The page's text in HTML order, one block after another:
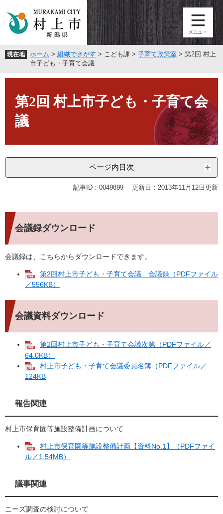
頭
す
飛
し
現在地 ホーム > 組織でさがす > こども課 > 子育て政策室 > 第2回 村上
市子ども・子育て会議
第2回 村上市子ども・子育て会
議
ページ内目次
記事ID：0049899 更新日：2013年11月12日更新
会議録ダウンロード
会議録は、こちらからダウンロードできます。
第2回村上市子ども・子育て会議 会議録（PDFファイル
／556KB）
会議資料ダウンロード
第2回村上市子ども・子育て会議次第（PDFファイル／
64.0KB）
村上市子ども・子育て会議委員名簿（PDFファイル／
124KB
報告関連
村上市保育園等施設整備計画について
村上市保育園等施設整備計画【資料No.1】（PDFファイ
ル／1.54MB）
議事関連
ニーズ調査の検討について